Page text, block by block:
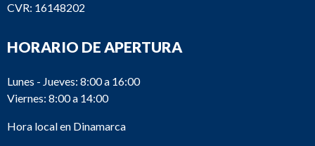
CVR: 16148202
HORARIO DE APERTURA
Lunes - Jueves: 8:00 a 16:00
Viernes: 8:00 a 14:00
Hora local en Dinamarca